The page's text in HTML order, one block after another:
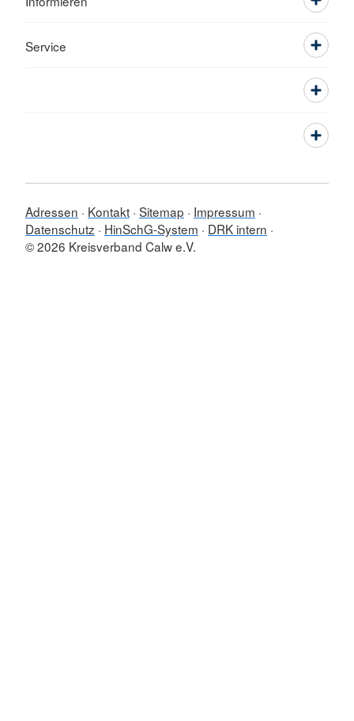
Service
Adressen Kontakt Sitemap
Impressum
Datenschutz
HinSchG-System
DRK intern
© 2026 Kreisverband Calw e.V.